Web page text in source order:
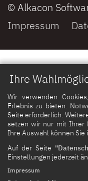
Ihre
Wir verwenden
Erlebnis zu bieten.
Seite erforderlich.
setzen wir nur mit Ihrer
Ihre Auswahl können
Auf der Seite
Einstellungen jederzeit
Impressum
© Alkacon
Impressum